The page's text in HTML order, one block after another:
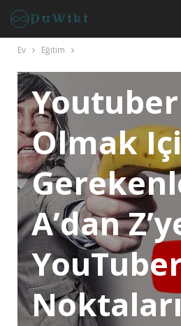
Ev Eğitim
EĞITIM
Youtuber
Olmak
A’dan